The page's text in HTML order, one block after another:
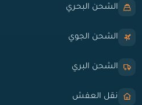
الشحن البحري
الشحن الجوي
الشحن البري
نقل العفش